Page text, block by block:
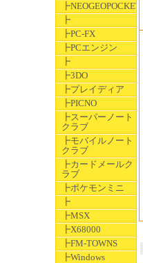
┣NEOGEOPOCKET
┣
┣PC-FX
┣PCエンジン
┣
┣3DO
┣プレイディア
┣PICNO
┣スーパーノート
クラブ
┣モバイルノート
クラブ
┣カードメールク
ラブ
┣ポケモンミニ
┣
┣MSX
┣X68000
┣FM-TOWNS
┣Windows